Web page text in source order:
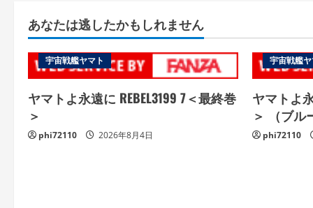
あなたは逃したかもしれません
宇宙戦艦ヤマト
ヤマトよ永遠に REBEL3199 7＜最終巻
＞
phi72110 2026年8月4日
宇宙戦艦
ヤマトよ
＞ （ブル
phi72110